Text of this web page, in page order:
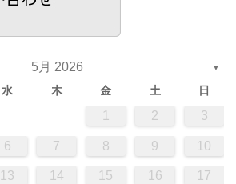
5月 2026 ▼
水 木 金 土 日
1 2 3
6 7 8 9 10
13 14 15 16 17